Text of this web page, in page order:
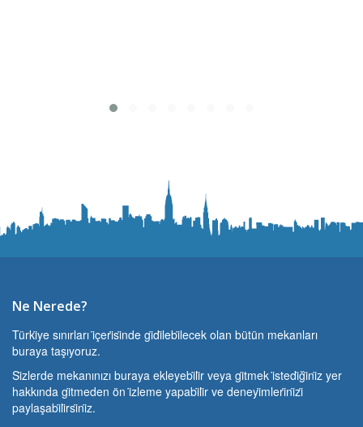
Ne Nerede?
Türki̇ye sınırları i̇çeri̇si̇nde gi̇di̇lebi̇lecek olan bütün mekanları
buraya taşıyoruz.
Si̇zlerde mekanınızı buraya ekleyebi̇li̇r veya gi̇tmek i̇stedi̇ği̇ni̇z yer
hakkında gi̇tmeden ön i̇zleme yapabi̇li̇r ve deneyi̇mleri̇ni̇zi̇
paylaşabi̇li̇rsi̇ni̇z.